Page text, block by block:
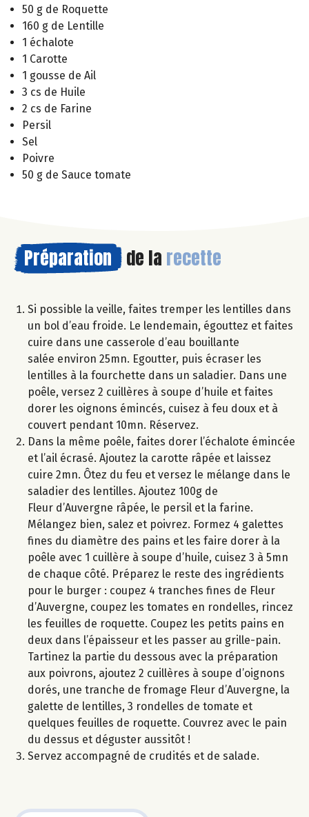
50 g de Roquette
160 g de Lentille
1 échalote
1 Carotte
1 gousse de Ail
3 cs de Huile
2 cs de Farine
Persil
Sel
Poivre
50 g de Sauce tomate
Préparation de la recette
Si possible la veille, faites tremper les lentilles dans
un bol d’eau froide. Le lendemain, égouttez et faites
cuire dans une casserole d’eau bouillante
salée environ 25mn. Egoutter, puis écraser les
lentilles à la fourchette dans un saladier. Dans une
poêle, versez 2 cuillères à soupe d’huile et faites
dorer les oignons émincés, cuisez à feu doux et à
couvert pendant 10mn. Réservez.
Dans la même poêle, faites dorer l’échalote émincée
et l’ail écrasé. Ajoutez la carotte râpée et laissez
cuire 2mn. Ôtez du feu et versez le mélange dans le
saladier des lentilles. Ajoutez 100g de
Fleur d’Auvergne râpée, le persil et la farine.
Mélangez bien, salez et poivrez. Formez 4 galettes
fines du diamètre des pains et les faire dorer à la
poêle avec 1 cuillère à soupe d’huile, cuisez 3 à 5mn
de chaque côté. Préparez le reste des ingrédients
pour le burger : coupez 4 tranches fines de Fleur
d’Auvergne, coupez les tomates en rondelles, rincez
les feuilles de roquette. Coupez les petits pains en
deux dans l’épaisseur et les passer au grille-pain.
Tartinez la partie du dessous avec la préparation
aux poivrons, ajoutez 2 cuillères à soupe d’oignons
dorés, une tranche de fromage Fleur d’Auvergne, la
galette de lentilles, 3 rondelles de tomate et
quelques feuilles de roquette. Couvrez avec le pain
du dessus et déguster aussitôt !
Servez accompagné de crudités et de salade.